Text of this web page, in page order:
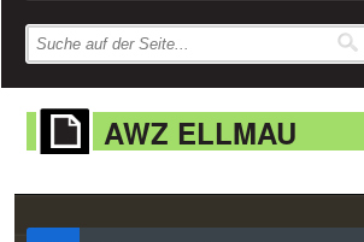
AWZ ELLMAU